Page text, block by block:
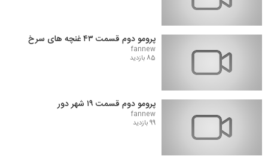
پرومو دوم قسمت ۴۳ غنچه های سرخ
fannew
85 بازدید
پرومو دوم قسمت ۱۹ شهر دور
fannew
99 بازدید